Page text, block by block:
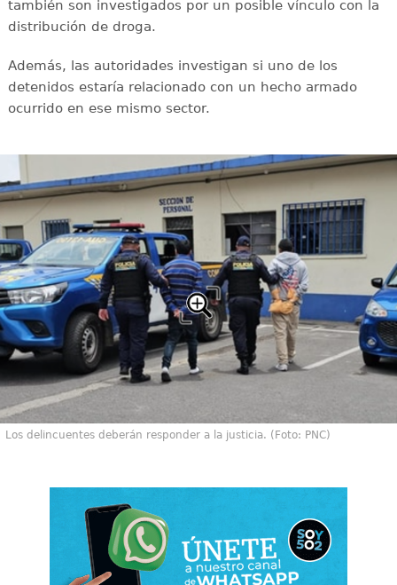
también son investigados por un posible vínculo con la
distribución de droga.
Además, las autoridades investigan si uno de los
detenidos estaría relacionado con un hecho armado
ocurrido en ese mismo sector.
Los delincuentes deberán responder a la justicia. (Foto: PNC)